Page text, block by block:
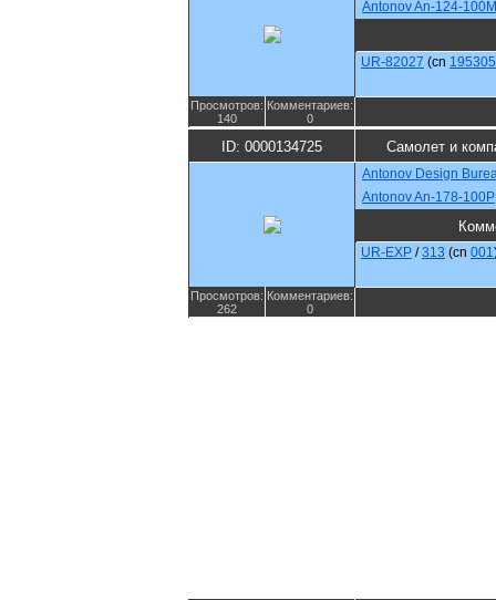
Antonov An-124-
UR-82027 (cn
Просмотров:
140
Комментариев:
0
ID: 0000134725 Самолет и
Antonov Design
Antonov An-178-100P
UR-EXP /313 (cn 001
Просмотров:
262
Комментариев:
0